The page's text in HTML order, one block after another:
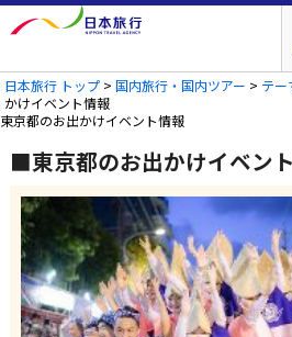
日本旅行 トップ >国内旅行・国内ツアー > テー
かけイベント情報
東京都のお出かけイベント情報
■東京都のお出かけイベン